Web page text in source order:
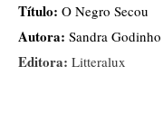
Título: O Negro Secou
Autora: Sandra Godinho
Editora: Litteralux